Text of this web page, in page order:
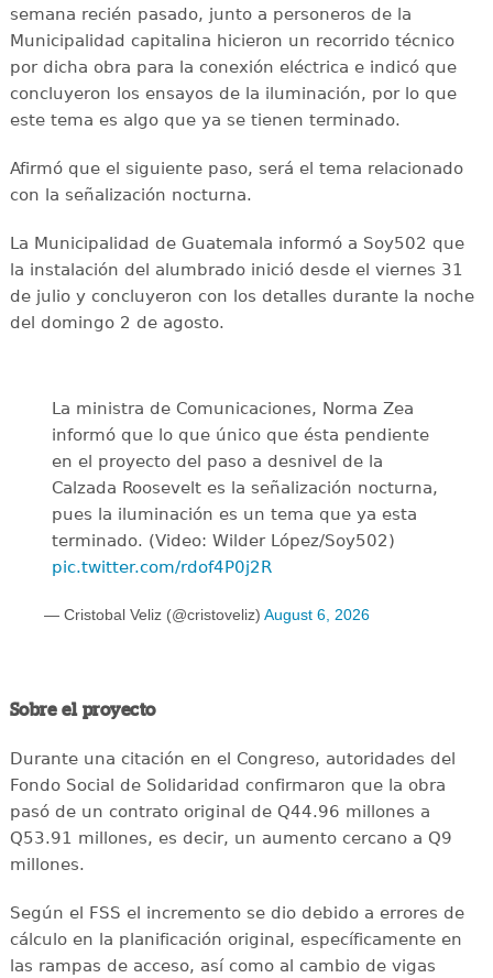
semana recién pasado, junto a personeros de la
Municipalidad capitalina hicieron un recorrido técnico
por dicha obra para la conexión eléctrica e indicó que
concluyeron los ensayos de la iluminación, por lo que
este tema es algo que ya se tienen terminado.
Afirmó que el siguiente paso, será el tema relacionado
con la señalización nocturna.
La Municipalidad de Guatemala informó a Soy502 que
la instalación del alumbrado inició desde el viernes 31
de julio y concluyeron con los detalles durante la noche
del domingo 2 de agosto.
La ministra de Comunicaciones, Norma Zea
informó que lo que único que ésta pendiente
en el proyecto del paso a desnivel de la
Calzada Roosevelt es la señalización nocturna,
pues la iluminación es un tema que ya esta
terminado. (Video: Wilder López/Soy502)
pic.twitter.com/rdof4P0j2R
— Cristobal Veliz (@cristoveliz) August 6, 2026
Sobre el proyecto
Durante una citación en el Congreso, autoridades del
Fondo Social de Solidaridad confirmaron que la obra
pasó de un contrato original de Q44.96 millones a
Q53.91 millones, es decir, un aumento cercano a Q9
millones.
Según el FSS el incremento se dio debido a errores de
cálculo en la planificación original, específicamente en
las rampas de acceso, así como al cambio de vigas